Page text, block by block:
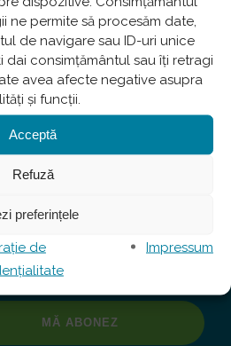
ne permite să procesăm date,
de navigare sau ID-uri unice
dai consimțământul sau îți retragi
avea afecte negative asupra
și funcții.
Acceptă
Refuză
preferințele
de
Impressum
teoretic și practic de
(Postgraduate FACE
te la Newsletter
cu ultimele noutăți.